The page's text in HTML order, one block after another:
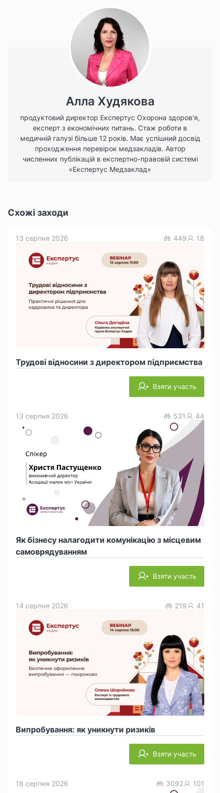
Алла Худякова
продуктовий директор Експертус Охорона здоров'я,
експерт з економічних питань. Стаж роботи в
медичній галузі більше 12 років. Має успішний досвід
проходження перевірок медзакладів. Автор
численних публікацій в експертно-правовій системі
«Експертус Медзаклад»
Схожі заходи
Трудові відносини з директором підприємства
13 серпня 2026 449 18
Взяти участь
Як бізнесу налагодити комунікацію з місцевим
самоврядуванням
13 серпня 2026 531 44
Взяти участь
Випробування: як уникнути ризиків
14 серпня 2026 219 41
Взяти участь
18 серпня 2026 3092 101